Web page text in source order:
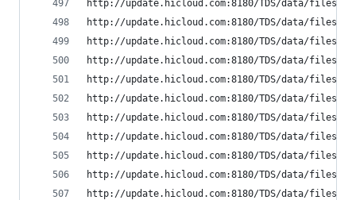
http://update.hicloud.com:8180/TDS/data/files/p9/
http://update.hicloud.com:8180/TDS/data/files/p9/
http://update.hicloud.com:8180/TDS/data/files/p9/
http://update.hicloud.com:8180/TDS/data/files/p9/
http://update.hicloud.com:8180/TDS/data/files/p9/
http://update.hicloud.com:8180/TDS/data/files/p9/
http://update.hicloud.com:8180/TDS/data/files/p9/
http://update.hicloud.com:8180/TDS/data/files/p9/
http://update.hicloud.com:8180/TDS/data/files/p9/
http://update.hicloud.com:8180/TDS/data/files/
http://update.hicloud.com:8180/TDS/data/files/p9/